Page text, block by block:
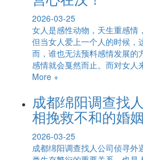
2026-03-25
女人是感性动物，天生重感情
但当女人爱上一个人的时候，
而，谁也无法预料感情发展的
感情就会戛然而止。而对女人
More +
成都绵阳调查找
相挽救不和的婚姻
2026-03-25
成都绵阳调查找人公司侦寻外